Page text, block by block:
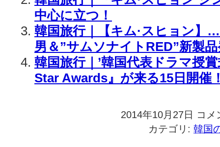
中心に立つ！
韓国旅行｜【キム·スヒョン】
男＆”サムソナイトRED”新製
韓国旅行｜’韓国代表ドラマ授
Star Awards』が来る15日開催
2014年10月27日
韓
国
旅
コメ
カテゴリ: 韓国